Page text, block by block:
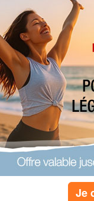
2010 à 19:35
pluie, le froid, la tempête
cela fait du bien, alors
d'accord 35 à 40
le pas, de marcher tout
!!! je pense que c'est une
le plus naturel, alors
nous précise que si
soutenu pendant 45
notre silhouette
notre anxiété et
Je